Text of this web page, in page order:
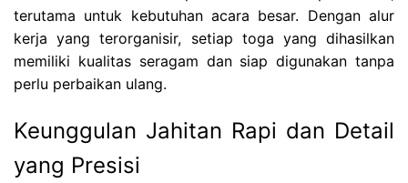
terutama untuk kebutuhan acara besar. Dengan alur
kerja yang terorganisir, setiap toga yang dihasilkan
memiliki kualitas seragam dan siap digunakan tanpa
perlu perbaikan ulang.
Keunggulan Jahitan Rapi dan Detail
yang Presisi